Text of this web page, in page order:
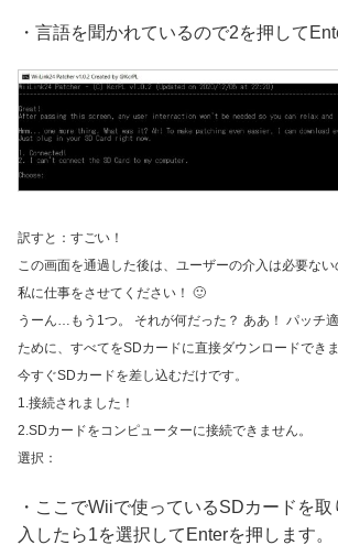
・言語を聞かれているので2を押して
訳すと：すごい！
この画面を通過した後は、ユーザーの介入は必要な
私に仕事をさせてください！ 🙂
うーん…もう1つ。 それが何だった？ ああ！ パッチ
ために、すべてをSDカードに直接ダウンロードできま
今すぐSDカードを差し込むだけです。
1.接続されました！
2.SDカードをコンピューターに接続できません。
選択：
・ここでWiiで使っているSDカードを
入したら1を選択してEnterを押します。